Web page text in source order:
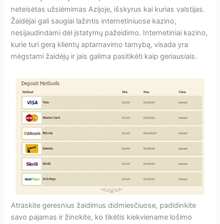
neteisėtas užsiėmimas Azijoje, išskyrus kai kurias valstijas.
Žaidėjai gali saugiai lažintis internetiniuose kazino,
nesijaudindami dėl įstatymų pažeidimo. Internetiniai kazino,
kurie turi gerą klientų aptarnavimo tarnybą, visada yra
mėgstami žaidėjų ir jais galima pasitikėti kaip geriausiais.
Atraskite geresnius žaidimus didmiesčiuose, padidinkite
savo pajamas ir žinokite, ko tikėtis kiekviename lošimo